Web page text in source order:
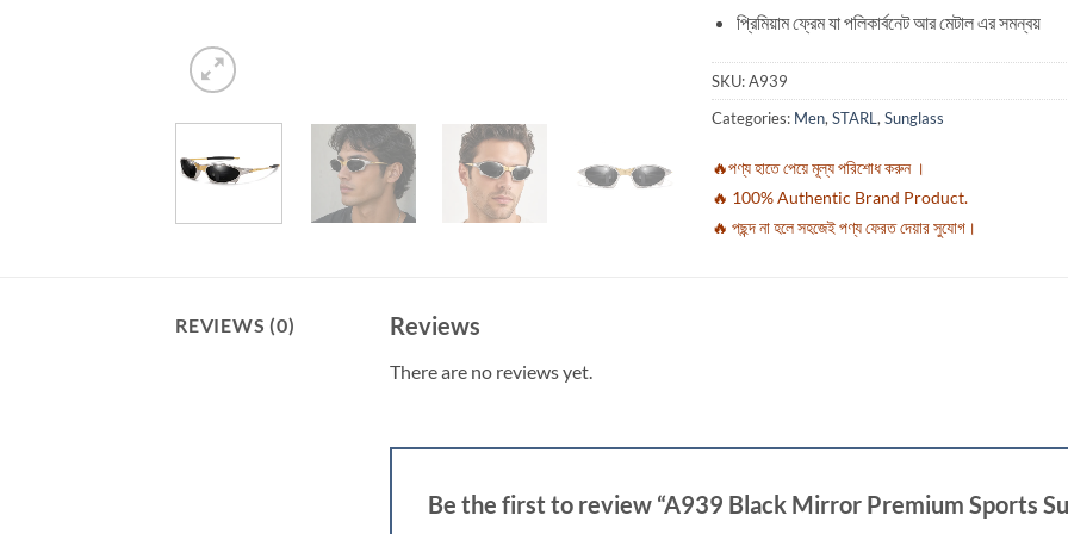
প্রিমিয়াম ফ্রেম যা পলিকার্বনেট আর মেটাল এর সমন্বয়
SKU:A939
Categories: Men,STARL,Sunglass
🔥পণ্য হাতে পেয়ে মূল্য পরিশোধ করুন ।
🔥 100% Authentic Brand Product.
🔥 পছন্দ না হলে সহজেই পণ্য ফেরত দেয়ার সুযোগ।
REVIEWS (0) Reviews
There are no reviews yet.
Be the first to review “A939 Black Mirror Premium Sports